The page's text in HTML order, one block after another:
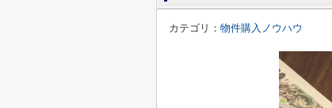
カテゴリ： 物件購入ノウハウ